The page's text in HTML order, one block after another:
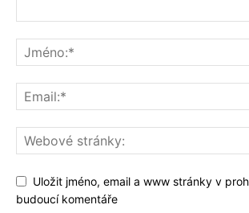
Uložit jméno, email a www stránky v
budoucí komentáře